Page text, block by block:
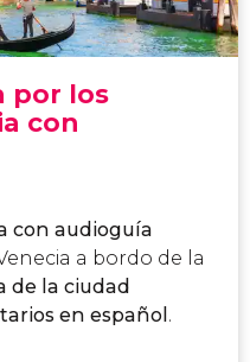
por los
con
con audioguía
a bordo de la
de la ciudad
en español .